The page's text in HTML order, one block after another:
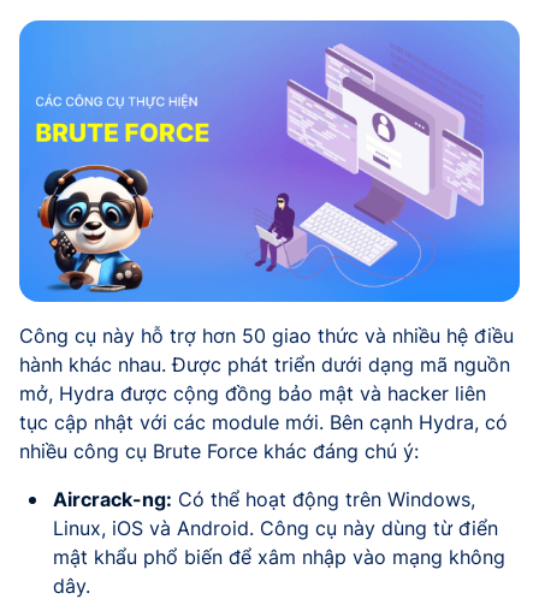
Công cụ này hỗ trợ hơn 50 giao thức và nhiều hệ điều
hành khác nhau. Được phát triển dưới dạng mã nguồn
mở, Hydra được cộng đồng bảo mật và hacker liên
tục cập nhật với các module mới. Bên cạnh Hydra, có
nhiều công cụ Brute Force khác đáng chú ý:
Aircrack-ng: Có thể hoạt động trên Windows,
Linux, iOS và Android. Công cụ này dùng từ điển
mật khẩu phổ biến để xâm nhập vào mạng không
dây.